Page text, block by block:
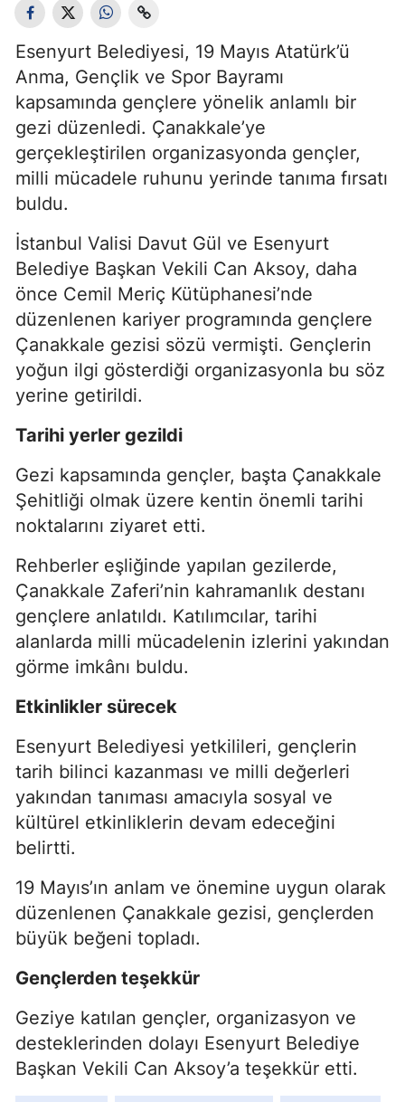
Esenyurt Belediyesi, 19 Mayıs Atatürk’ü
Anma, Gençlik ve Spor Bayramı
kapsamında gençlere yönelik anlamlı bir
gezi düzenledi. Çanakkale’ye
gerçekleştirilen organizasyonda gençler,
milli mücadele ruhunu yerinde tanıma fırsatı
buldu.
İstanbul Valisi Davut Gül ve Esenyurt
Belediye Başkan Vekili Can Aksoy, daha
önce Cemil Meriç Kütüphanesi’nde
düzenlenen kariyer programında gençlere
Çanakkale gezisi sözü vermişti. Gençlerin
yoğun ilgi gösterdiği organizasyonla bu söz
yerine getirildi.
Tarihi yerler gezildi
Gezi kapsamında gençler, başta Çanakkale
Şehitliği olmak üzere kentin önemli tarihi
noktalarını ziyaret etti.
Rehberler eşliğinde yapılan gezilerde,
Çanakkale Zaferi’nin kahramanlık destanı
gençlere anlatıldı. Katılımcılar, tarihi
alanlarda milli mücadelenin izlerini yakından
görme imkânı buldu.
Etkinlikler sürecek
Esenyurt Belediyesi yetkilileri, gençlerin
tarih bilinci kazanması ve milli değerleri
yakından tanıması amacıyla sosyal ve
kültürel etkinliklerin devam edeceğini
belirtti.
19 Mayıs’ın anlam ve önemine uygun olarak
düzenlenen Çanakkale gezisi, gençlerden
büyük beğeni topladı.
Gençlerden teşekkür
Geziye katılan gençler, organizasyon ve
desteklerinden dolayı Esenyurt Belediye
Başkan Vekili Can Aksoy’a teşekkür etti.